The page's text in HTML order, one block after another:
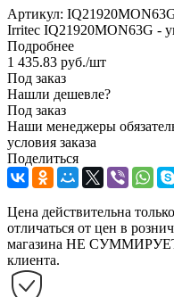
Артикул:
Irritec IQ21920MON63G -
Подробнее
1 435.83 руб./шт
Под заказ
Нашли дешевле?
Под заказ
Наши менеджеры
условия заказа
Поделиться
Цена действительна
отличаться от цен в
магазина НЕ
клиента.